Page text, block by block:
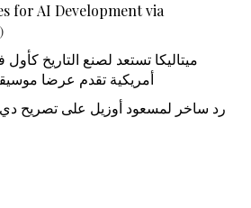
for AI Development via
ميتاليكا تستعد لصنع التاريخ
أمريكية تقدم عرضا
رد ساخر لمسعود أوزيل على تصريح دي